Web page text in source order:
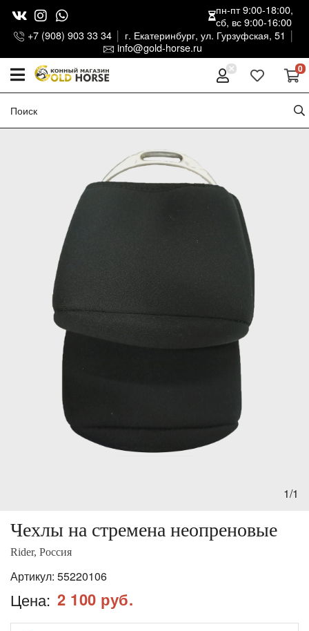
+7 (908) 903 33 34
г. Екатеринбург, ул. Гурзуфская, 51
info@gold-horse.ru
пн-пт 9:00-18:00,
сб, вс 9:00-16:00
0
1/1
Чехлы на стремена неопреновые
Rider, Россия
Артикул: 55220106
Цена: 2 100 руб.